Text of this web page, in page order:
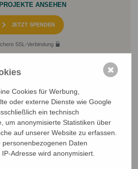
ANSEHEN
JETZT SPENDEN
SSL-Verbindung
und Gerechtigkeit e.V.
Cookies für Werbung,
oder externe Dienste wie Google
ein technisch
um anonymisierte Statistiken über
auf unserer Website zu erfassen.
personenbezogenen Daten
Adresse wird anonymisiert.
✖